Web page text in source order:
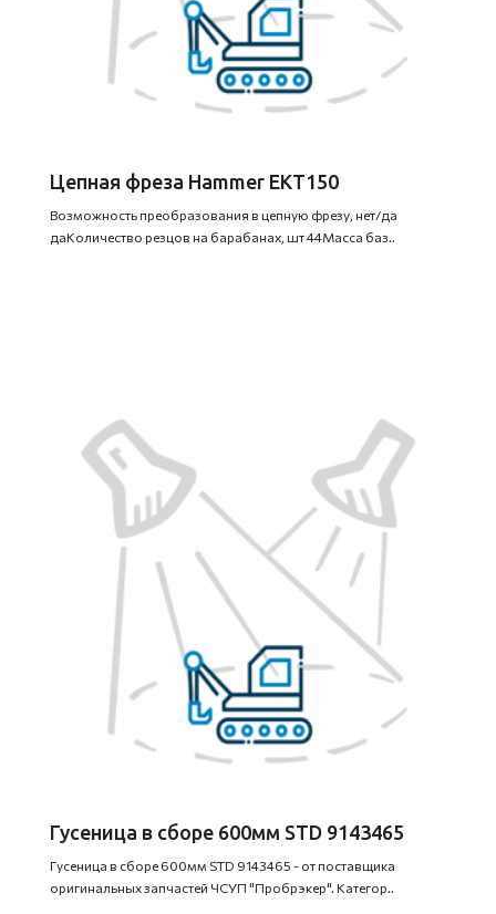
Цепная фреза Hammer EKT150
Возможность преобразования в цепную фрезу, нет/да
даКоличество резцов на барабанах, шт 44Масса баз..
Гусеница в сборе 600мм STD 9143465
Гусеница в сборе 600мм STD 9143465 - от поставщика
оригинальных запчастей ЧСУП "Пробрэкер". Категор..